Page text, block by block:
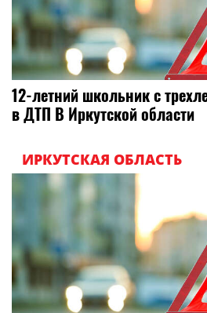
12-летний школьник с
в ДТП В Иркутской области
ИРКУТСКАЯ ОБЛАСТЬ